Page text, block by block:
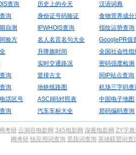
查询
历史上的今天
汉语词典
询
身份证号码验证
食物营养成分
自测
IPWHOIS查询
指纹运势查询
验方
名人名言名句大全
GooglePR值
升降旗时间
全国社会性组
实时交通路况
密码强度检测
询
竖排古文
同IP站点查询
询
地铁线路图
机场三字码查
话区号
ASCII码对照表
中国电子地图
询
汽车车标大全 郑码编码查询
考研 云洞谷电影网 345电影网 深夜电影网 ZY字
网考研 快应用词查询 觅我词查询 英雄联盟词查